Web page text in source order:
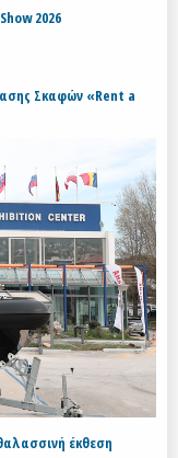
2026
Σκαφών «Rent a
έκθεση